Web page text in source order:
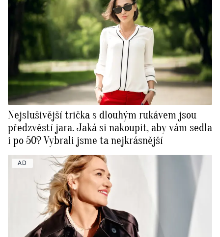
Nejslušivější trička s dlouhým rukávem jsou
předzvěstí jara. Jaká si nakoupit, aby vám sedla
i po 50? Vybrali jsme ta nejkrásnější
AD